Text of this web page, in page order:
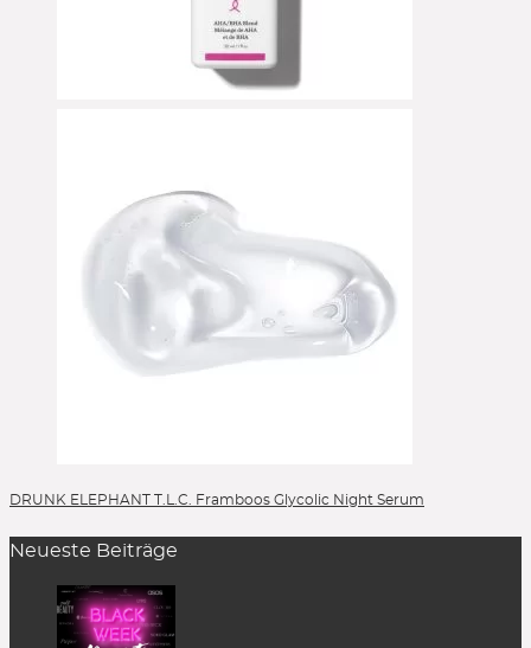
DRUNK ELEPHANT T.L.C. Framboos Glycolic Night Serum
Neueste Beiträge